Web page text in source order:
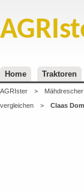
Home Traktoren
AGRIster > Mähdrescher
vergleichen
> Claas